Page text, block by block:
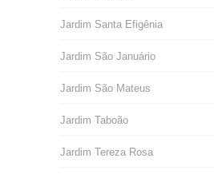
Jardim Santa Efigênia
Jardim São Januário
Jardim São Mateus
Jardim Taboão
Jardim Tereza Rosa